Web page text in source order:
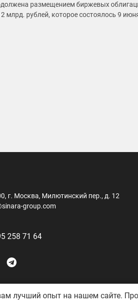
размещением биржевых
млрд. рублей, которое состоялось 9
г. Москва, Милютинский пер., д. 12
group.com
258 71 64
лучший опыт на нашем сайте.